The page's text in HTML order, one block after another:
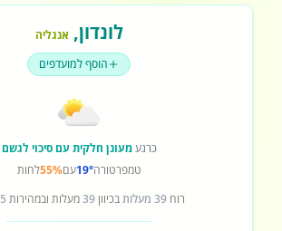
לונדון, אנגליה
הוסף למועדפים
כרגעמעונן חלקית עם סיכוי לגשם
טמפרטורה19°עם55%לחות
רוח 39 מעלות בכיוון39מעלות ובמהירות 5